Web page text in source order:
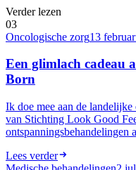
Verder lezen
03
Oncologische zorg13
Een glimlach cadeau
Born
Ik doe mee aan de
van Stichting Look Good
ontspanningsbehandelingen
Lees verder